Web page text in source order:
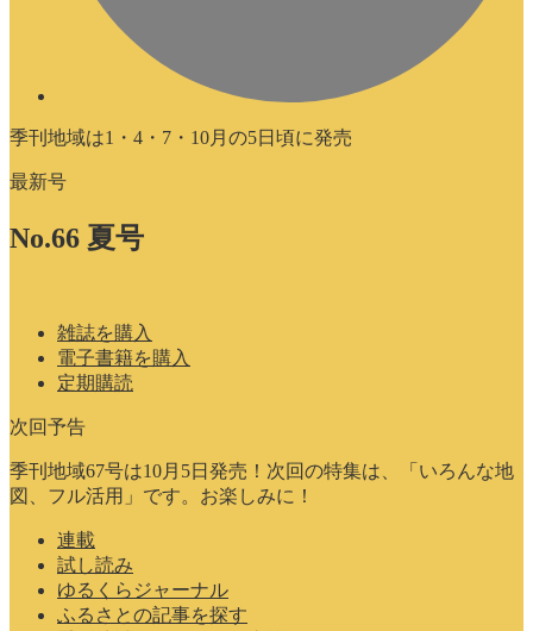
季刊地域は1・4・7・10月の5日頃に発売
最新号
No.66 夏号
雑誌を購入
電子書籍を購入
定期購読
次回予告
季刊地域67号は10月5日発売！次回の特集は、「いろんな地
図、フル活用」です。お楽しみに！
連載
試し読み
ゆるくらジャーナル
ふるさとの記事を探す